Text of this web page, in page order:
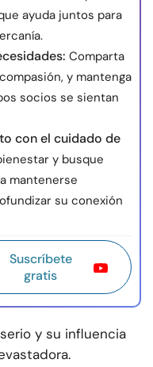
ayuda juntos para
Comparta
y mantenga
socios se sientan
con el cuidado de
y busque
mantenerse
su conexión
Suscríbete
gratis
y su influencia